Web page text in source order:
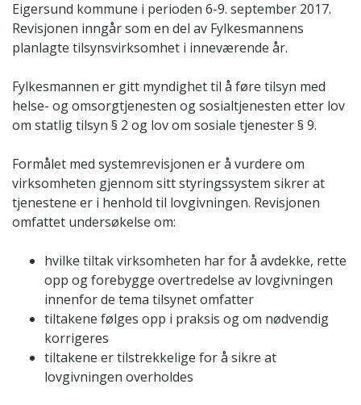
Eigersund kommune i perioden 6-9. september 2017.
Revisjonen inngår som en del av Fylkesmannens
planlagte tilsynsvirksomhet i inneværende år.
Fylkesmannen er gitt myndighet til å føre tilsyn med
helse- og omsorgtjenesten og sosialtjenesten etter lov
om statlig tilsyn § 2 og lov om sosiale tjenester § 9.
Formålet med systemrevisjonen er å vurdere om
virksomheten gjennom sitt styringssystem sikrer at
tjenestene er i henhold til lovgivningen. Revisjonen
omfattet undersøkelse om:
hvilke tiltak virksomheten har for å avdekke, rette
opp og forebygge overtredelse av lovgivningen
innenfor de tema tilsynet omfatter
tiltakene følges opp i praksis og om nødvendig
korrigeres
tiltakene er tilstrekkelige for å sikre at
lovgivningen overholdes